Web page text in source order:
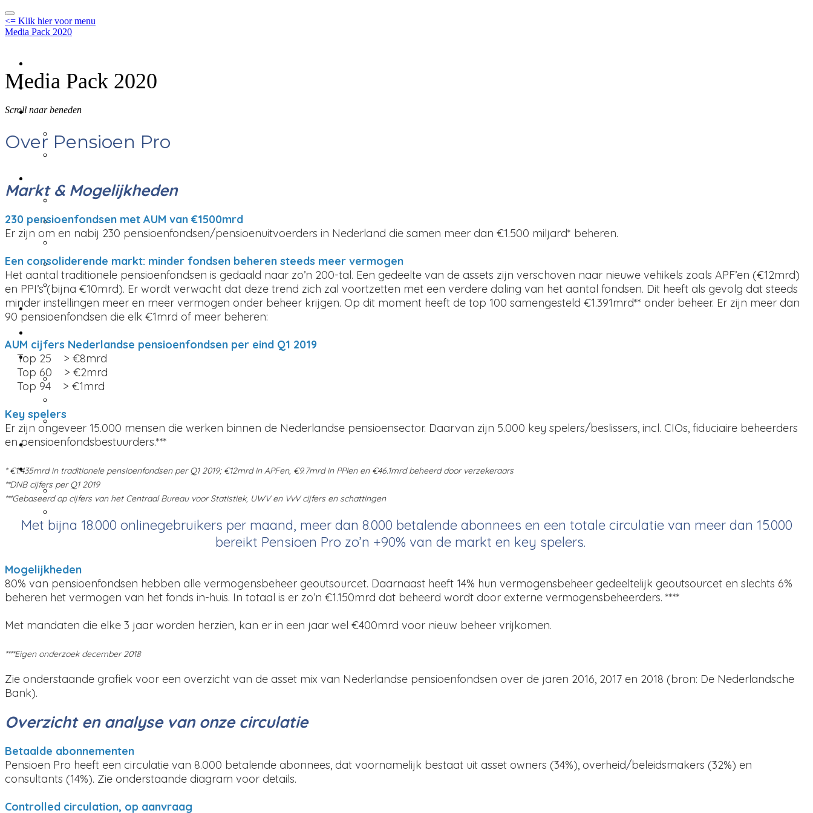
<= Klik hier voor menu
Media Pack 2020
Print
Online
Online
Virtuele events
Events algemene info
Focuscongres - geannuleerd
BeleggersBeraad - Week van het Klimaat - oktober
Jaarcongres & Awards - december
Virtuele events
Pensioen Pro Insights
Abonnementen
Technische specificaties
Technische specificaties
Print
Online
Contacteer mij
Taal
English
Nederlands
Media Pack 2020
Scroll naar beneden
Over Pensioen Pro
Markt & Mogelijkheden
230 pensioenfondsen met AUM van €1500mrd
Er zijn om en nabij 230 pensioenfondsen/pensioenuitvoerders in Nederland die samen meer dan €1.500 miljard* beheren.
Een consoliderende markt: minder fondsen beheren steeds meer vermogen
Het aantal traditionele pensioenfondsen is gedaald naar zo’n 200-tal. Een gedeelte van de assets zijn verschoven naar nieuwe vehikels zoals APF’en (€12mrd)
en PPI’s (bijna €10mrd). Er wordt verwacht dat deze trend zich zal voortzetten met een verdere daling van het aantal fondsen. Dit heeft als gevolg dat steeds
minder instellingen meer en meer vermogen onder beheer krijgen. Op dit moment heeft de top 100 samengesteld €1.391mrd** onder beheer. Er zijn meer dan
90 pensioenfondsen die elk €1mrd of meer beheren:
AUM cijfers Nederlandse pensioenfondsen per eind Q1 2019
Top 25 > €8mrd
Top 60 > €2mrd
Top 94 > €1mrd
Key spelers
Er zijn ongeveer 15.000 mensen die werken binnen de Nederlandse pensioensector. Daarvan zijn 5.000 key spelers/beslissers, incl. CIOs, fiduciaire beheerders
en pensioenfondsbestuurders.***
* €1.435mrd in traditionele pensioenfondsen per Q1 2019; €12mrd in APFen, €9.7mrd in PPIen en €46.1mrd beheerd door verzekeraars
**DNB cijfers per Q1 2019
***Gebaseerd op cijfers van het Centraal Bureau voor Statistiek, UWV en VvV cijfers en schattingen
Met bijna 18.000 onlinegebruikers per maand, meer dan 8.000 betalende abonnees en een totale circulatie van meer dan 15.000
bereikt Pensioen Pro zo’n +90% van de markt en key spelers.
Mogelijkheden
80% van pensioenfondsen hebben alle vermogensbeheer geoutsourcet. Daarnaast heeft 14% hun vermogensbeheer gedeeltelijk geoutsourcet en slechts 6%
beheren het vermogen van het fonds in-huis. In totaal is er zo’n €1.150mrd dat beheerd wordt door externe vermogensbeheerders. ****
Met mandaten die elke 3 jaar worden herzien, kan er in een jaar wel €400mrd voor nieuw beheer vrijkomen.
****Eigen onderzoek december 2018
Zie onderstaande grafiek voor een overzicht van de asset mix van Nederlandse pensioenfondsen over de jaren 2016, 2017 en 2018 (bron: De Nederlandsche
Bank).
Overzicht en analyse van onze circulatie
Betaalde abonnementen
Pensioen Pro heeft een circulatie van 8.000 betalende abonnees, dat voornamelijk bestaat uit asset owners (34%), overheid/beleidsmakers (32%) en
consultants (14%). Zie onderstaande diagram voor details.
Controlled circulation, op aanvraag